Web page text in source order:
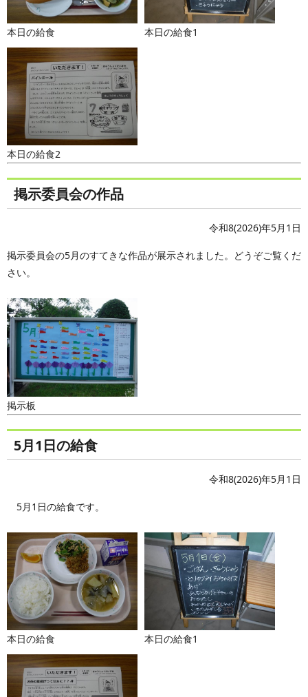
本日の給食 本日の給食1
本日の給食2
掲示委員会の作品
令和8(2026)年5月1日
掲示委員会の5月のすてきな作品が展示されました。どうぞご覧くだ
さい。
掲示板
5月1日の給食
令和8(2026)年5月1日
5月1日の給食です。
本日の給食 本日の給食1